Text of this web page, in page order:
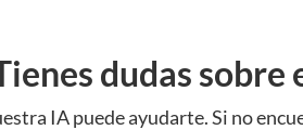
dudas sobre
IA puede ayudarte. Si no